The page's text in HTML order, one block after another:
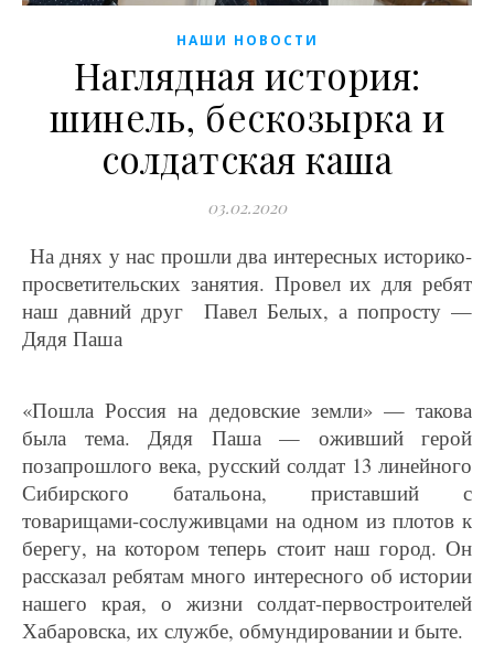
НАШИ НОВОСТИ
Наглядная история:
шинель, бескозырка и
солдатская каша
03.02.2020
На днях у нас прошли два интересных историко-
просветительских занятия. Провел их для ребят
наш давний друг Павел Белых, а попросту —
Дядя Паша
«Пошла Россия на дедовские земли» — такова
была тема. Дядя Паша — оживший герой
позапрошлого века, русский солдат 13 линейного
Сибирского батальона, приставший с
товарищами-сослуживцами на одном из плотов к
берегу, на котором теперь стоит наш город. Он
рассказал ребятам много интересного об истории
нашего края, о жизни солдат-первостроителей
Хабаровска, их службе, обмундировании и быте.